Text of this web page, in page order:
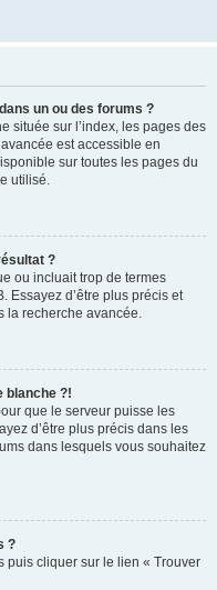
un ou des forums ?
située sur l’index, les pages des
est accessible en
sur toutes les pages du
utilisé.
?
ou incluait trop de termes
Essayez d’être plus précis et
la recherche avancée.
blanche ?!
que le serveur puisse les
d’être plus précis dans les
dans lesquels vous souhaitez
?
puis cliquer sur le lien « Trouver